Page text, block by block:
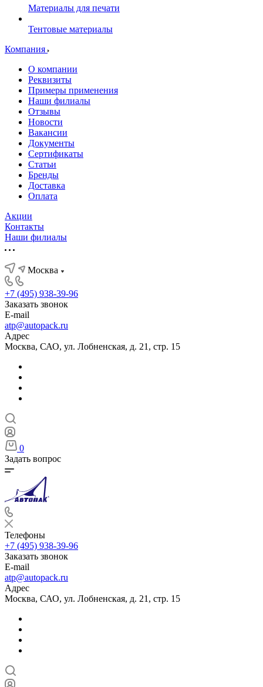
Материалы для печати
Тентовые материалы
Компания
О компании
Реквизиты
Примеры применения
Наши филиалы
Отзывы
Новости
Вакансии
Документы
Cертификаты
Статьи
Бренды
Доставка
Оплата
Акции
Контакты
Наши филиалы
Москва
+7 (495) 938-39-96
Заказать звонок
E-mail
atp@autopack.ru
Адрес
Москва, САО, ул. Лобненская, д. 21, стр. 15
0
Задать вопрос
Телефоны
+7 (495) 938-39-96
Заказать звонок
E-mail
atp@autopack.ru
Адрес
Москва, САО, ул. Лобненская, д. 21, стр. 15